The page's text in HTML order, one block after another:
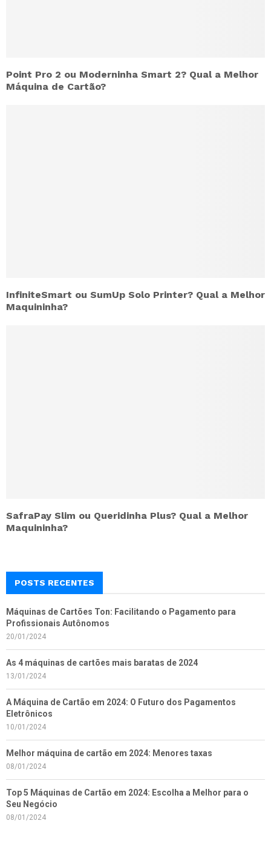
Point Pro 2 ou Moderninha Smart 2? Qual a Melhor
Máquina de Cartão?
InfiniteSmart ou SumUp Solo Printer? Qual a Melhor
Maquininha?
SafraPay Slim ou Queridinha Plus? Qual a Melhor
Maquininha?
POSTS RECENTES
Máquinas de Cartões Ton: Facilitando o Pagamento para
Profissionais Autônomos
20/01/2024
As 4 máquinas de cartões mais baratas de 2024
13/01/2024
A Máquina de Cartão em 2024: O Futuro dos Pagamentos
Eletrônicos
10/01/2024
Melhor máquina de cartão em 2024: Menores taxas
08/01/2024
Top 5 Máquinas de Cartão em 2024: Escolha a Melhor para o
Seu Negócio
08/01/2024